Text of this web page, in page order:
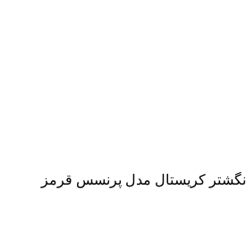
انگشتر کریستال مدل پرنسس قرمز